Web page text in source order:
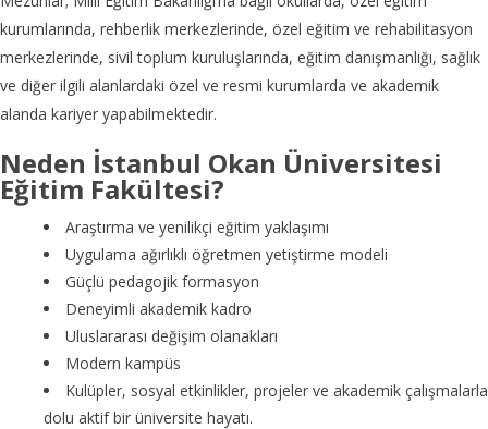
kurumlarında, rehberlik merkezlerinde, özel eğitim ve rehabilitasyon
merkezlerinde, sivil toplum kuruluşlarında, eğitim danışmanlığı, sağlık
ve diğer ilgili alanlardaki özel ve resmi kurumlarda ve akademik
alanda kariyer yapabilmektedir.
Neden İstanbul Okan Üniversitesi
Eğitim Fakültesi?
Araştırma ve yenilikçi eğitim yaklaşımı
Uygulama ağırlıklı öğretmen yetiştirme modeli
Güçlü pedagojik formasyon
Deneyimli akademik kadro
Uluslararası değişim olanakları
Modern kampüs
Kulüpler, sosyal etkinlikler, projeler ve akademik çalışmalarla
dolu aktif bir üniversite hayatı.